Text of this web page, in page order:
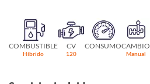
COMBUSTIBLE
Híbrido
CV
120
CONSUMOCAMBIO
Manual